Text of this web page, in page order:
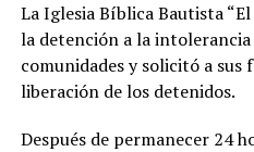
La Iglesia Bíblica Bautista
la detención a la
comunidades y solicitó a sus
liberación de los detenidos.
Después de permanecer 24